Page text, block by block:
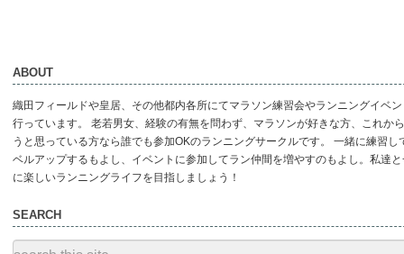
ABOUT
織田フィールドや皇居、その他都内各所にてマラソン練習会やランニングイベ
行っています。 老若男女、経験の有無を問わず、マラソンが好きな方、これか
うと思っている方なら誰でも参加OKのランニングサークルです。 一緒に練習し
ベルアップするもよし、イベントに参加してラン仲間を増やすのもよし。私達
に楽しいランニングライフを目指しましょう！
SEARCH